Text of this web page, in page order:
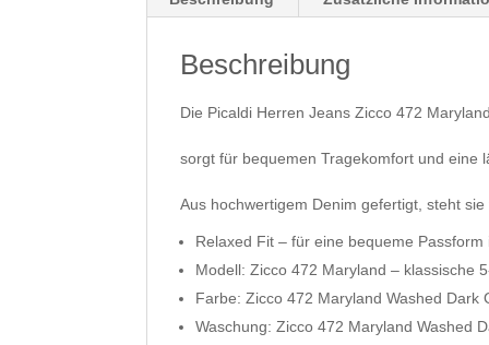
Beschreibung
Die Picaldi Herren Jeans Zicco 472
sorgt für bequemen Tragekomfort und eine
Aus hochwertigem Denim gefertigt, steht
Relaxed Fit – für eine bequeme
Modell: Zicco 472 Maryland – klassische
Farbe: Zicco 472 Maryland Washed Dark
Waschung: Zicco 472 Maryland Washed